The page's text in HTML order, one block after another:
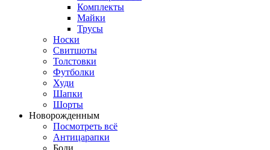
Комплекты
Майки
Трусы
Носки
Свитшоты
Толстовки
Футболки
Худи
Шапки
Шорты
Новорожденным
Посмотреть всё
Антицарапки
Боди